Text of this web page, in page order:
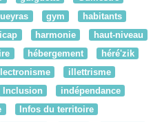
gym
habitants
harmonie
haut-niveau
hébergement
héré'zik
illettrisme
Inclusion
indépendance
Infos du territoire